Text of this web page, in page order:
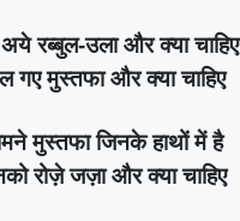
रब्बुल-उला और क्या चाहिए
गए मुस्तफा और क्या चाहिए
मुस्तफा जिनके हाथों में है
रोज़े जज़ा और क्या चाहिए